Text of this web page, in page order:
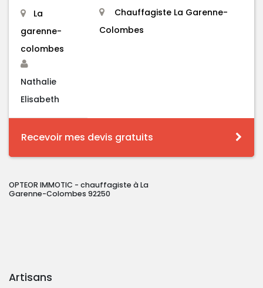
La
garenne-
colombes
Nathalie
Elisabeth
Chauffagiste La Garenne-
Colombes
Recevoir mes devis gratuits
OPTEOR IMMOTIC - chauffagiste à La
Garenne-Colombes 92250
Artisans